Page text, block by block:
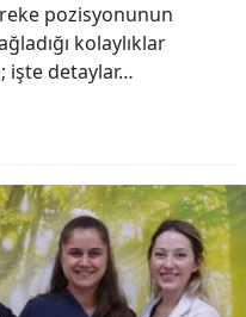
pozisyonunun
kolaylıklar
işte detaylar…